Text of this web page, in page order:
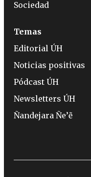
Sociedad
Temas
Editorial ÚH
Noticias positivas
Pódcast ÚH
Newsletters ÚH
Ñandejara Ñe’ẽ